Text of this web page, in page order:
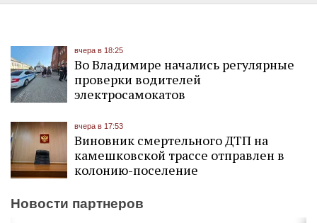
вчера в 18:25
Во Владимире начались регулярные
проверки водителей
электросамокатов
вчера в 17:53
Виновник смертельного ДТП на
камешковской трассе отправлен в
колонию-поселение
Новости партнеров